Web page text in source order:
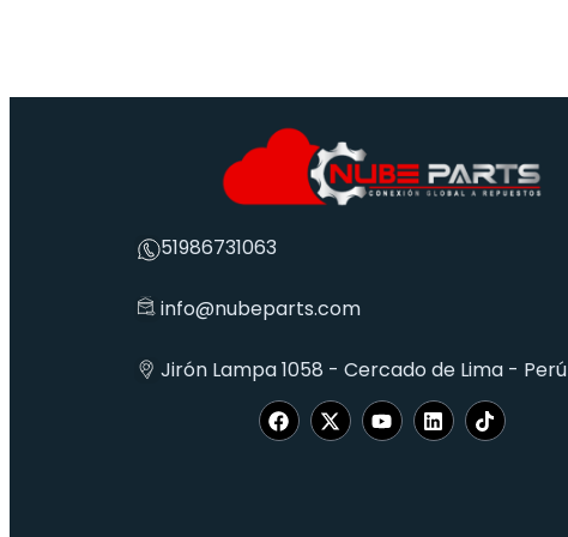
51986731063
info@nubeparts.com
Jirón Lampa 1058 - Cercado de Lima - Perú